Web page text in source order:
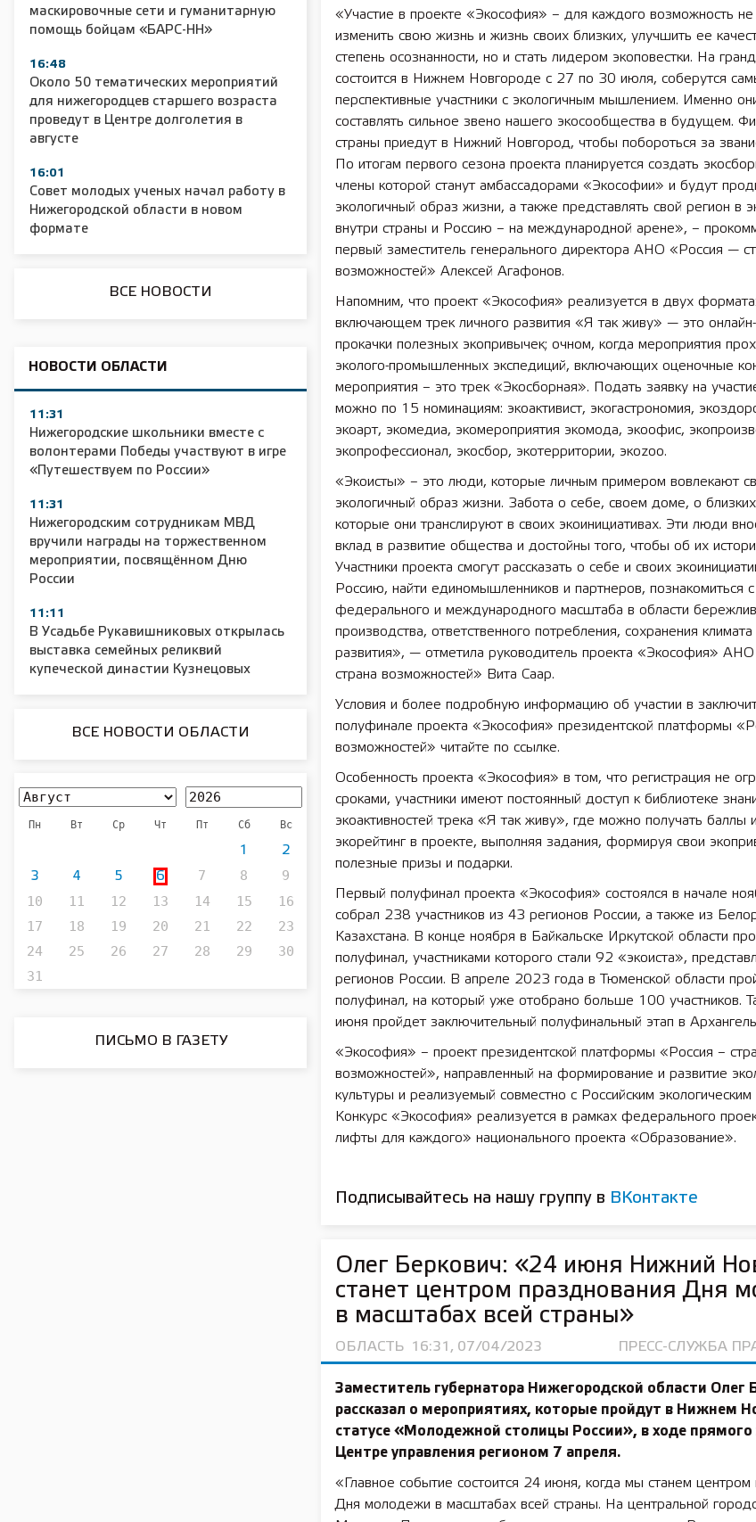
маскировочные сети и гуманитарную
помощь бойцам «БАРС-НН»
16:48
Около 50 тематических мероприятий
для нижегородцев старшего возраста
проведут в Центре долголетия в
августе
16:01
Совет молодых ученых начал работу в
Нижегородской области в новом
формате
ВСЕ НОВОСТИ
НОВОСТИ ОБЛАСТИ
11:31
Нижегородские школьники вместе с
волонтерами Победы участвуют в игре
«Путешествуем по России»
11:31
Нижегородским сотрудникам МВД
вручили награды на торжественном
мероприятии, посвящённом Дню
России
11:11
В Усадьбе Рукавишниковых открылась
выставка семейных реликвий
купеческой династии Кузнецовых
ВСЕ НОВОСТИ ОБЛАСТИ
Пн Вт Ср Чт Пт Сб Вс
1 2
3 4 5 6 7 8
9
10
11 12 13 14 15
16
17
18 19 20 21 22
23
24
25 26 27 28 29
30
31
ПИСЬМО В ГАЗЕТУ
«Участие в проекте «Экософия» – для каждого возможность не
изменить свою жизнь и жизнь своих близких, улучшить ее
степень осознанности, но и стать лидером экоповестки. На
состоится в Нижнем Новгороде с 27 по 30 июля, соберутся
перспективные участники с экологичным мышлением. Именно
составлять сильное звено нашего экосообщества в будущем.
страны приедут в Нижний Новгород, чтобы побороться за
По итогам первого сезона проекта планируется создать
члены которой станут амбассадорами «Экософии» и будут
экологичный образ жизни, а также представлять свой регион в
внутри страны и Россию – на международной арене», –
первый заместитель генерального директора АНО «Россия —
возможностей» Алексей Агафонов.
Напомним, что проект «Экософия» реализуется в двух
включающем трек личного развития «Я так живу» — это
прокачки полезных экопривычек; очном, когда мероприятия
эколого-промышленных экспедиций, включающих оценочные
мероприятия – это трек «Экосборная». Подать заявку на
можно по 15 номинациям: экоактивист, экогастрономия,
экоарт, экомедиа, экомероприятия экомода, экоофис,
экопрофессионал, экосбор, экотерритории, экоzoo.
«Экоисты» – это люди, которые личным примером вовлекают
экологичный образ жизни. Забота о себе, своем доме, о
которые они транслируют в своих экоинициативах. Эти люди
вклад в развитие общества и достойны того, чтобы об их
Участники проекта смогут рассказать о себе и своих
Россию, найти единомышленников и партнеров, познакомиться с
федерального и международного масштаба в области
производства, ответственного потребления, сохранения климата
развития», — отметила руководитель проекта «Экософия»
страна возможностей» Вита Саар.
Условия и более подробную информацию об участии в
полуфинале проекта «Экософия» президентской платформы
возможностей» читайте по ссылке.
Особенность проекта «Экософия» в том, что регистрация не
сроками, участники имеют постоянный доступ к библиотеке
экоактивностей трека «Я так живу», где можно получать баллы
экорейтинг в проекте, выполняя задания, формируя свои
полезные призы и подарки.
Первый полуфинал проекта «Экософия» состоялся в начале
собрал 238 участников из 43 регионов России, а также из
Казахстана. В конце ноября в Байкальске Иркутской области
полуфинал, участниками которого стали 92 «экоиста»,
регионов России. В апреле 2023 года в Тюменской области
полуфинал, на который уже отобрано больше 100 участников.
июня пройдет заключительный полуфинальный этап в
«Экософия» – проект президентской платформы «Россия –
возможностей», направленный на формирование и развитие
культуры и реализуемый совместно с Российским
Конкурс «Экософия» реализуется в рамках федерального
лифты для каждого» национального проекта «Образование».
Подписывайтесь на нашу группу в ВКонтакте
Олег Беркович: «24 июня Нижний
станет центром празднования Дня
в масштабах всей страны»
ОБЛАСТЬ 16:31, 07/04/2023 ПРЕСС-СЛУЖБА
Заместитель губернатора Нижегородской области Олег
рассказал о мероприятиях, которые пройдут в Нижнем
статусе «Молодежной столицы России», в ходе прямого
Центре управления регионом 7 апреля.
«Главное событие состоится 24 июня, когда мы станем центром
Дня молодежи в масштабах всей страны. На центральной